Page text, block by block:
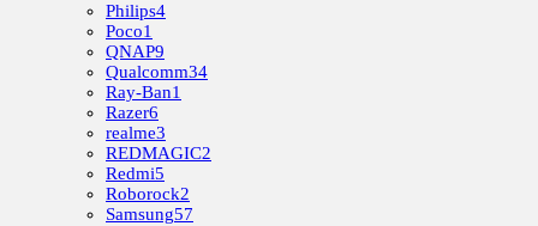
Philips4
Poco1
QNAP9
Qualcomm34
Ray-Ban1
Razer6
realme3
REDMAGIC2
Redmi5
Roborock2
Samsung57